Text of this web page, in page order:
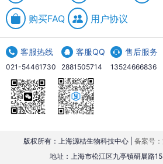
购买FAQ 用户协议
客服热线
021-54461730
客服QQ
2881505714
售后服务
13524666836
版权所有：上海源桔生物科技中心 | 备案号
地址：上海市松江区九亭镇研展路